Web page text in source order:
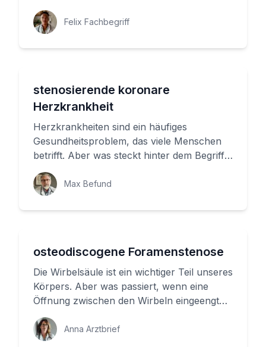
Verstopfung, und unser Stuhl ...
Felix Fachbegriff
stenosierende koronare
Herzkrankheit
Herzkrankheiten sind ein häufiges
Gesundheitsproblem, das viele Menschen
betrifft. Aber was steckt hinter dem Begriff
'stenosierende koronare Herzkran...
Max Befund
osteodiscogene Foramenstenose
Die Wirbelsäule ist ein wichtiger Teil unseres
Körpers. Aber was passiert, wenn eine
Öffnung zwischen den Wirbeln eingeengt
wird? Eine Foramen-Stenose...
Anna Arztbrief